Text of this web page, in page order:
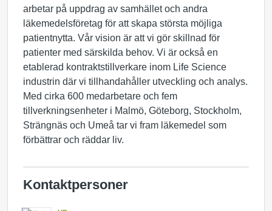
arbetar på uppdrag av samhället och andra
läkemedelsföretag för att skapa största möjliga
patientnytta. Vår vision är att vi gör skillnad för
patienter med särskilda behov. Vi är också en
etablerad kontraktstillverkare inom Life Science
industrin där vi tillhandahåller utveckling och analys.
Med cirka 600 medarbetare och fem
tillverkningsenheter i Malmö, Göteborg, Stockholm,
Strängnäs och Umeå tar vi fram läkemedel som
förbättrar och räddar liv.
Kontaktpersoner